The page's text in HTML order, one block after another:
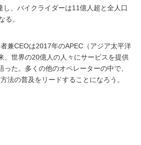
し、バイクライダーは11億人超と全人口
る。
兼CEOは2017年のAPEC（アジア太平洋
、世界の20億人の人々にサービスを提供
った。多くの他のオペレーターの中で、
法の普及をリードすることになろう。